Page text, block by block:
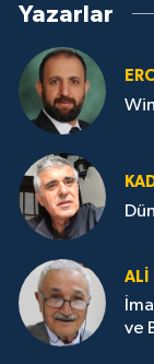
Yazarlar
ALI
ve